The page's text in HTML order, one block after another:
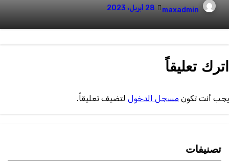
maxadmin 28 أبريل، 2023
اترك تعليقاً
يجب أنت تكون مسجل الدخوللتضيف تعليقاً.
تصنيفات